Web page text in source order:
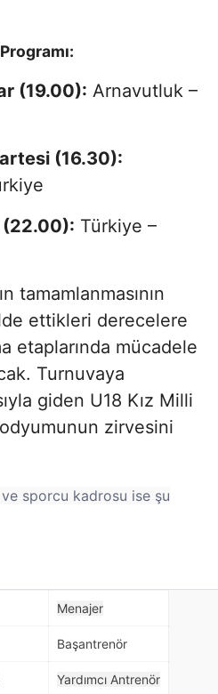
(19.00): Arnavutluk –
(16.30):
(22.00): Türkiye –
tamamlanmasının
ettikleri derecelere
etaplarında mücadele
Turnuvaya
giden U18 Kız Milli
zirvesini
sporcu kadrosu ise şu
Menajer
Başantrenör
Yardımcı Antrenör